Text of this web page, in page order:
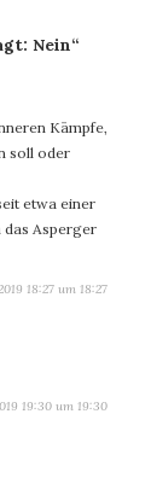
Nein“
Kämpfe,
soll oder
etwa einer
das Asperger
18:27 um 18:27
19:30 um 19:30